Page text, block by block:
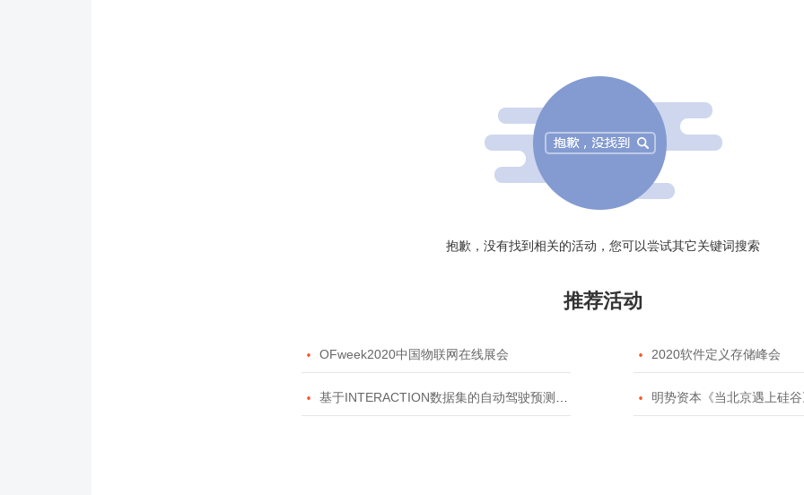
抱歉，没有找到相关的活动，您可以尝试其它关键词搜索
推荐活动
 OFweek2020中国物联网在线展会  2020软件定义存储峰会
 基于INTERACTION数据集的自动驾驶预测模型挑战赛  明势资本《当北京遇上硅谷》系列